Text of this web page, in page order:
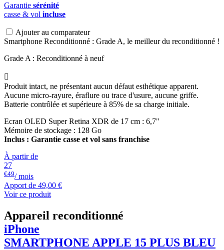
Garantie sérénité
casse & vol incluse
Ajouter au comparateur
Smartphone Reconditionné : Grade A, le meilleur du reconditionné !
Grade A : Reconditionné à neuf

Produit intact, ne présentant aucun défaut esthétique apparent.
Aucune micro-rayure, éraflure ou trace d'usure, aucune griffe.
Batterie contrôlée et supérieure à 85% de sa charge initiale.
Ecran OLED Super Retina XDR de 17 cm : 6,7"
Mémoire de stockage : 128 Go
Inclus : Garantie casse et vol sans franchise
À partir de
27
€49/ mois
Apport de 49,00 €
Voir ce produit
Appareil reconditionné
iPhone
SMARTPHONE APPLE 15 PLUS BLEU